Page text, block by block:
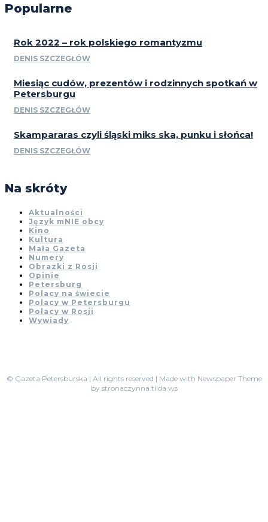
Popularne
Rok 2022 – rok polskiego romantyzmu
DENIS SZCZEGŁÓW
Miesiąc cudów, prezentów i rodzinnych spotkań w
Petersburgu
DENIS SZCZEGŁÓW
Skampararas czyli śląski miks ska, punku i słońca!
DENIS SZCZEGŁÓW
Na skróty
Aktualności
Język mNIE obcy
Kino
Kultura
Mała Gazeta
Numery
Obrazki z Rosji
Opinie
Petersburg
Polacy na świecie
Polacy w Petersburgu
Polacy w Rosji
Wywiady
© Gazeta Petersburska | All rights reserved | Made with Newspaper Theme
by stronaczynna.tilda.ws